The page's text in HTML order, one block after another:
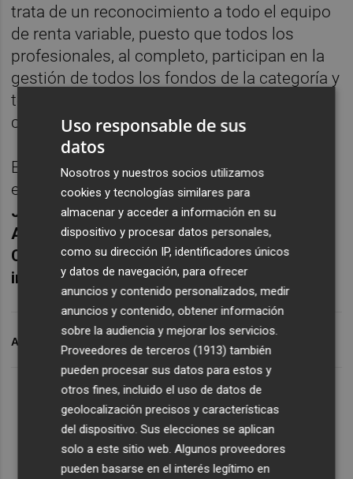
trata de un reconocimiento a todo el equipo
de renta variable, puesto que todos los
profesionales, al completo, participan en la
gestión de todos los fondos de la categoría y
toman las decisiones de inversión de forma
consensuada.
El equipo de renta variable de Mutuactivos
está compuesto porÁngel Fresnillo,
Joaquín Ferrer, Jaime de León Calleja,
Alberto Fernández, José Ángel Fuentes y
Carlos García. Emilio Ortiz es el director de
inversiones de la gestora.
ARCHIVADO EN
Uso responsable de sus
datos
Nosotros y nuestros socios utilizamos
cookies y tecnologías similares para
almacenar y acceder a información en su
dispositivo y procesar datos personales,
como su dirección IP, identificadores únicos
y datos de navegación, para ofrecer
anuncios y contenido personalizados, medir
anuncios y contenido, obtener información
sobre la audiencia y mejorar los servicios.
Proveedores de terceros (1913) también
pueden procesar sus datos para estos y
otros fines, incluido el uso de datos de
geolocalización precisos y características
del dispositivo. Sus elecciones se aplican
solo a este sitio web. Algunos proveedores
pueden basarse en el interés legítimo en